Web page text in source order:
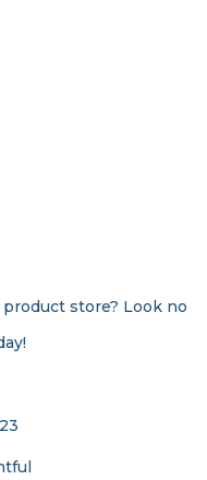
store? Look no